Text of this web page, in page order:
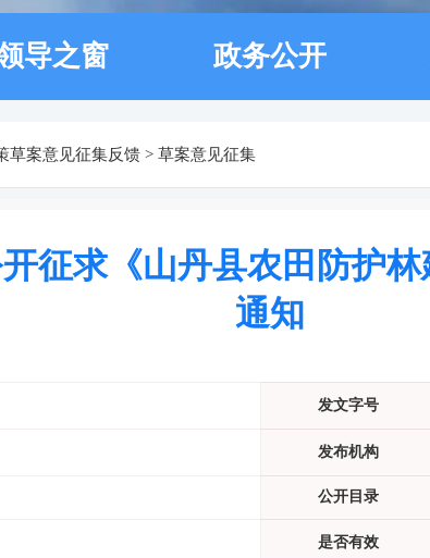
导之窗 政务公开
草案意见征集反馈 > 草案意见征集
征求《山丹县农田防护
通知
发文字号
发布机构
公开目录
是否有效